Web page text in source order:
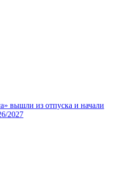
вышли из отпуска и начали
2027